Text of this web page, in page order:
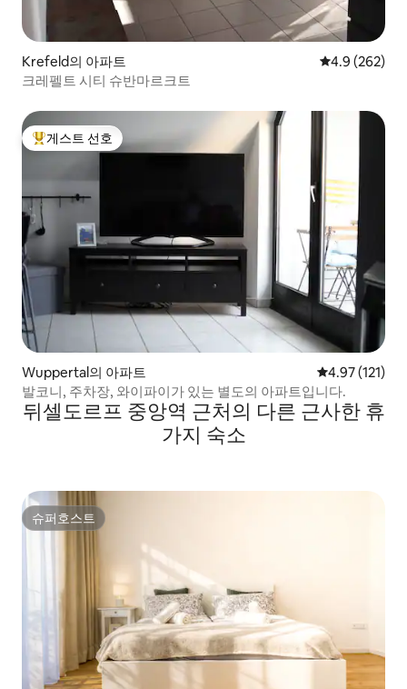
Krefeld의 아파트 평점 4.9점(5
4.9 (262)
크레펠트 시티 슈반마르크트
상위 게스트 선호
게스트 선호
Wuppertal의 아파트 평점 4.97점(5
4.97 (121)
발코니, 주차장, 와이파이가 있는 별도의 아파트입니다.
뒤셀도르프 중앙역 근처의 다른 근사한 휴
가지 숙소
슈퍼호스트
슈퍼호스트